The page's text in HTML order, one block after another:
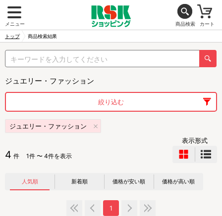
メニュー 商品検索 カート
トップ 商品検索結果
ジュエリー・ファッション
絞り込む
ジュエリー・ファッション
4 件 1件 〜 4件を表示
表示形式
人気順 新着順 価格が安い順 価格が高い順
1